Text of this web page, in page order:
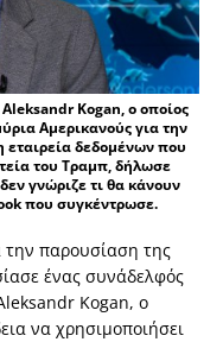
Kogan, ο οποίος
Αμερικανούς για την
δεδομένων που
του Τραμπ, δήλωσε
γνώριζε τι θα κάνουν
που συγκέντρωσε.
την παρουσίαση της
ένας συνάδελφός
Kogan, o
να χρησιμοποιήσει